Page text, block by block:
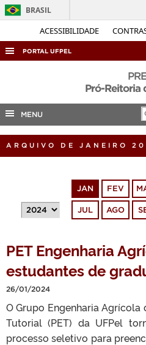
ACESSIBILIDADE
BRASIL
PORTAL UFPEL
COBALTO
CONCURSOS
PORTARIAS
PRE
Pró-Reitoria
MENU
ARQUIVO DE JANEIRO
JAN FEV
JUL AGO
PET Engenharia
estudantes de
26/01/2024
O Grupo Engenharia
Tutorial (PET) da UFPel
processo seletivo para